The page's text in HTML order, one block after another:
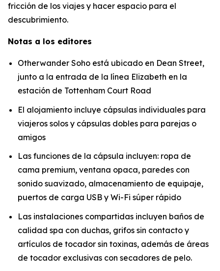
fricción de los viajes y hacer espacio para el
descubrimiento.
Notas a los editores
Otherwander Soho está ubicado en Dean Street,
junto a la entrada de la línea Elizabeth en la
estación de Tottenham Court Road
El alojamiento incluye cápsulas individuales para
viajeros solos y cápsulas dobles para parejas o
amigos
Las funciones de la cápsula incluyen: ropa de
cama premium, ventana opaca, paredes con
sonido suavizado, almacenamiento de equipaje,
puertos de carga USB y Wi-Fi súper rápido
Las instalaciones compartidas incluyen baños de
calidad spa con duchas, grifos sin contacto y
artículos de tocador sin toxinas, además de áreas
de tocador exclusivas con secadores de pelo.